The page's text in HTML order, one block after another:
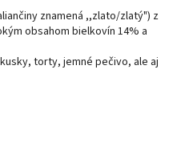
znamená ,,zlato/zlatý") z
obsahom bielkovín 14% a
torty, jemné pečivo, ale aj